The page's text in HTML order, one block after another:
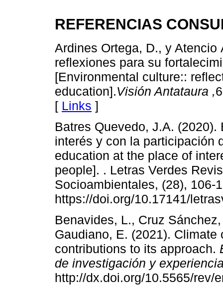
REFERENCIAS
Ardines Ortega, D., y
reflexiones para su
[Environmental culture::
education].Visión Antataura ,
[ Links ]
Batres Quevedo, J.A.
interés y con la participación
education at the place of
people]. . Letras Verdes
Socioambientales, (28), 106-
https://doi.org/10.17141/
Benavides, L., Cruz
Gaudiano, E. (2021).
contributions to its approach.
de investigación y
http://dx.doi.org/10.5565/rev/